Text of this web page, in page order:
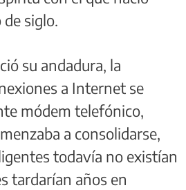
siglo.
su andadura, la
a Internet se
módem telefónico,
a consolidarse,
todavía no existían
tardarían años en